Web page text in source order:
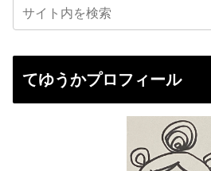
てゆうかプロフィール